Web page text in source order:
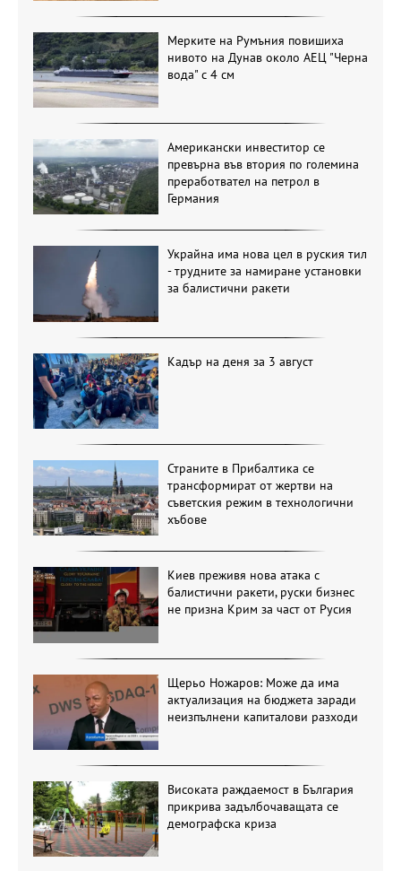
Мерките на Румъния повишиха
нивото на Дунав около АЕЦ "Черна
вода" с 4 см
Американски инвеститор се
превърна във втория по големина
преработвател на петрол в
Германия
Украйна има нова цел в руския тил
- трудните за намиране установки
за балистични ракети
Кадър на деня за 3 август
Страните в Прибалтика се
трансформират от жертви на
съветския режим в технологични
хъбове
Киев преживя нова атака с
балистични ракети, руски бизнес
не призна Крим за част от Русия
Щерьо Ножаров: Може да има
актуализация на бюджета заради
неизпълнени капиталови разходи
Високата раждаемост в България
прикрива задълбочаващата се
демографска криза